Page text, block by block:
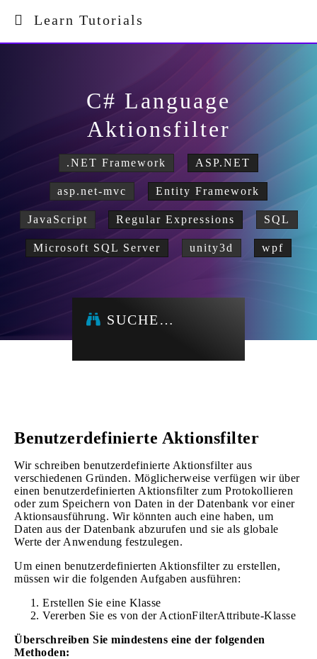
Learn Tutorials
C# Language
Aktionsfilter
.NET Framework ASP.NET
asp.net-mvc Entity Framework
JavaScript Regular Expressions SQL
Microsoft SQL Server unity3d wpf
SUCHE…
Benutzerdefinierte Aktionsfilter
Wir schreiben benutzerdefinierte Aktionsfilter aus
verschiedenen Gründen. Möglicherweise verfügen wir über
einen benutzerdefinierten Aktionsfilter zum Protokollieren
oder zum Speichern von Daten in der Datenbank vor einer
Aktionsausführung. Wir könnten auch eine haben, um
Daten aus der Datenbank abzurufen und sie als globale
Werte der Anwendung festzulegen.
Um einen benutzerdefinierten Aktionsfilter zu erstellen,
müssen wir die folgenden Aufgaben ausführen:
Erstellen Sie eine Klasse
Vererben Sie es von der ActionFilterAttribute-Klasse
Überschreiben Sie mindestens eine der folgenden
Methoden: